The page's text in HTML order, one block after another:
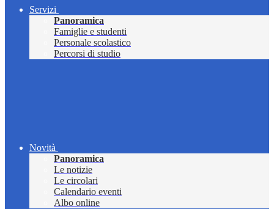
Servizi
Panoramica
Famiglie e studenti
Personale scolastico
Percorsi di studio
Novità
Panoramica
Le notizie
Le circolari
Calendario eventi
Albo online